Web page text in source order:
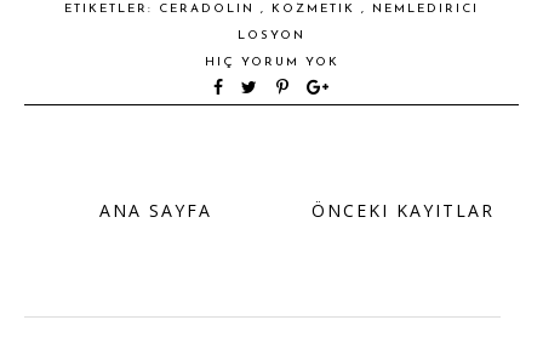
ETIKETLER: CERADOLIN , KOZMETIK , NEMLEDIRICI
LOSYON
HIÇ YORUM YOK
ÖNCEKI KAYITLAR
ANA SAYFA